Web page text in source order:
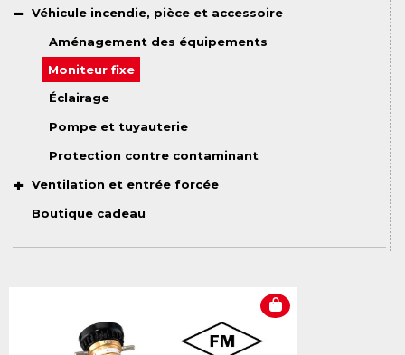
Véhicule incendie, pièce et accessoire
Aménagement des équipements
Moniteur fixe
Éclairage
Pompe et tuyauterie
Protection contre contaminant
Ventilation et entrée forcée
Boutique cadeau